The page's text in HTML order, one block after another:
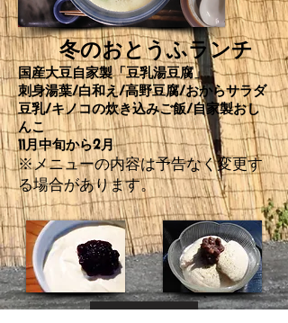
冬のおとうふランチ
国産大豆自家製「豆乳湯豆腐」
刺身湯葉/白和え/高野豆腐/おからサラダ
豆乳/キノコの炊き込みご飯/自家製おし
んこ
​11月中旬から2月
※メニューの内容は予告なく変更す
る場合があります。